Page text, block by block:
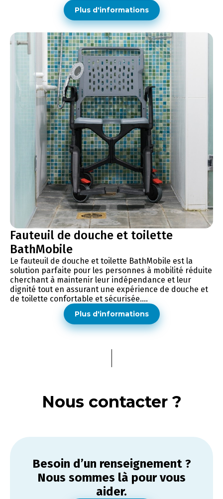
Plus d'informations
Fauteuil de douche et toilette
BathMobile
Le fauteuil de douche et toilette BathMobile est la
solution parfaite pour les personnes à mobilité réduite
cherchant à maintenir leur indépendance et leur
dignité tout en assurant une expérience de douche et
de toilette confortable et sécurisée....
Plus d'informations
Nous contacter ?
Besoin d’un renseignement ?
Nous sommes là pour vous
aider.